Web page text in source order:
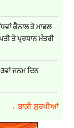
ਕੈਨਾਲ ਤੇ ਮਾਡਲ
ਤੇ ਪ੍ਰਧਾਨ ਮੰਤਰੀ
ਜਨਮ ਦਿਨ
→ ਬਾਕੀ ਸੁਰਖੀਆਂ